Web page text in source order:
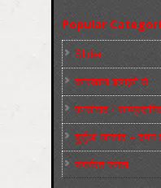
Popular
Slider
कारख़ाना इलाक़ों से
फ़ासीवाद /
बुर्जुआ जनवाद – दमन
संघर्षरत जनता